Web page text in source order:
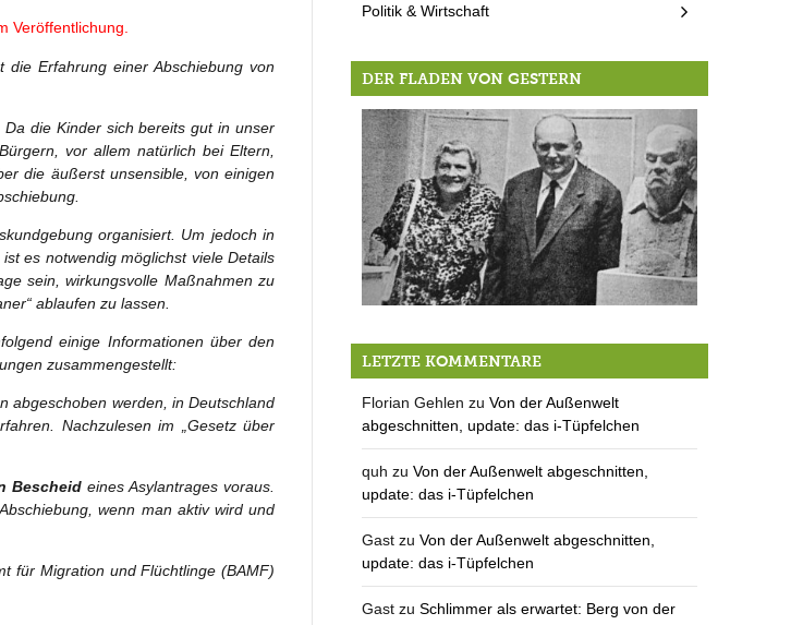
Veröffentlichung.
die Erfahrung einer Abschiebung von
die Kinder sich bereits gut in unser
vor allem natürlich bei Eltern,
die äußerst unsensible, von einigen
organisiert. Um jedoch in
es notwendig möglichst viele Details
sein, wirkungsvolle Maßnahmen zu
ablaufen zu lassen.
einige Informationen über den
zusammengestellt:
abgeschoben werden, in Deutschland
Nachzulesen im „Gesetz über
Bescheid eines Asylantrages voraus.
wenn man aktiv wird und
für Migration und Flüchtlinge (BAMF)
Politik & Wirtschaft
DER FLADEN VON GESTERN
LETZTE KOMMENTARE
Florian Gehlen zuVon der Außenwelt
abgeschnitten, update: das i-Tüpfelchen
quh zuVon der Außenwelt abgeschnitten,
update: das i-Tüpfelchen
Gast zuVon der Außenwelt abgeschnitten,
update: das i-Tüpfelchen
Gast zuSchlimmer als erwartet: Berg von der